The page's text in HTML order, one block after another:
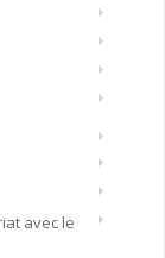
avec le